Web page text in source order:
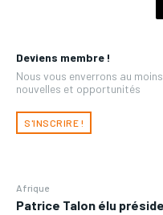
Deviens membre !
Nous vous enverrons au
nouvelles et opportunités
S'INSCRIRE !
Afrique
Patrice Talon élu